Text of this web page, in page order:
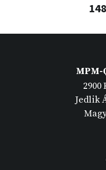
MPM-
2900
Jedlik